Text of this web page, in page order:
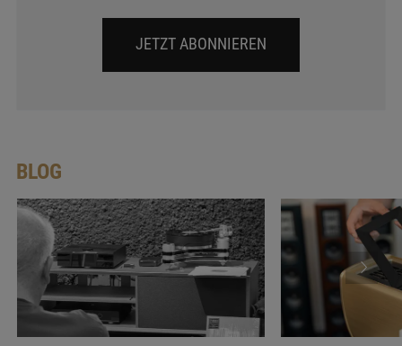
JETZT ABONNIEREN
BLOG